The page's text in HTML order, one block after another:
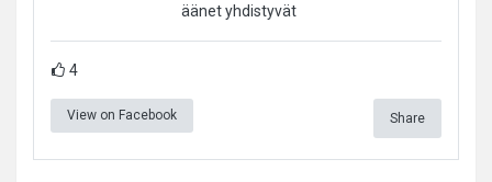
äänet yhdistyvät
4
View on Facebook Share